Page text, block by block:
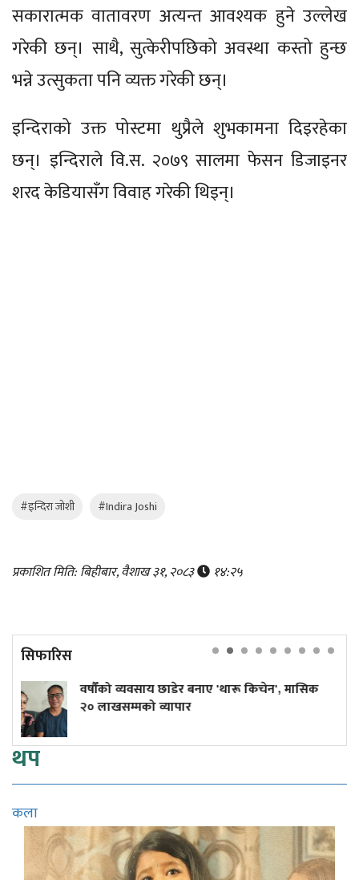
सकारात्मक वातावरण अत्यन्त आवश्यक हुने उल्लेख
गरेकी छन्। साथै, सुत्केरीपछिको अवस्था कस्तो हुन्छ
भन्ने उत्सुकता पनि व्यक्त गरेकी छन्।
इन्दिराको उक्त पोस्टमा थुप्रैले शुभकामना दिइरहेका
छन्। इन्दिराले वि.स. २०७९ सालमा फेसन डिजाइनर
शरद केडियासँग विवाह गरेकी थिइन्।
#इन्दिरा जोशी #Indira Joshi
प्रकाशित मिति: बिहीबार, वैशाख ३१, २०८३ १४:२५
सिफारिस
व्यवसाय छाडेर बनाए 'थारू किचेन', मासिक
व्यापार
कांग्रेस
थप
कला